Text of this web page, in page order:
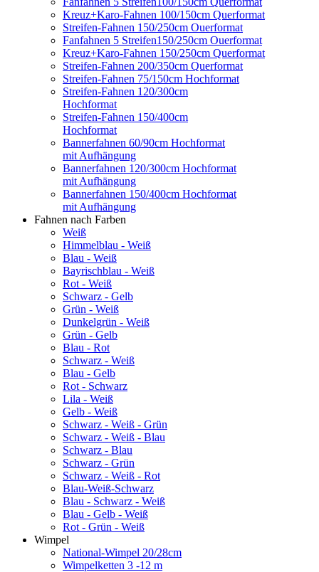
Kreuz+Karo-Fahnen 100/150cm Querformat
Streifen-Fahnen 150/250cm Ouerformat
Fanfahnen 5 Streifen150/250cm Ouerformat
Kreuz+Karo-Fahnen 150/250cm Querformat
Streifen-Fahnen 200/350cm Querformat
Streifen-Fahnen 75/150cm Hochformat
Streifen-Fahnen 120/300cm
Hochformat
Streifen-Fahnen 150/400cm
Hochformat
Bannerfahnen 60/90cm Hochformat
mit Aufhängung
Bannerfahnen 120/300cm Hochformat
mit Aufhängung
Bannerfahnen 150/400cm Hochformat
mit Aufhängung
Fahnen nach Farben
Weiß
Himmelblau - Weiß
Blau - Weiß
Bayrischblau - Weiß
Rot - Weiß
Schwarz - Gelb
Grün - Weiß
Dunkelgrün - Weiß
Grün - Gelb
Blau - Rot
Schwarz - Weiß
Blau - Gelb
Rot - Schwarz
Lila - Weiß
Gelb - Weiß
Schwarz - Weiß - Grün
Schwarz - Weiß - Blau
Schwarz - Blau
Schwarz - Grün
Schwarz - Weiß - Rot
Blau-Weiß-Schwarz
Blau - Schwarz - Weiß
Blau - Gelb - Weiß
Rot - Grün - Weiß
Wimpel
National-Wimpel 20/28cm
Wimpelketten 3 -12 m